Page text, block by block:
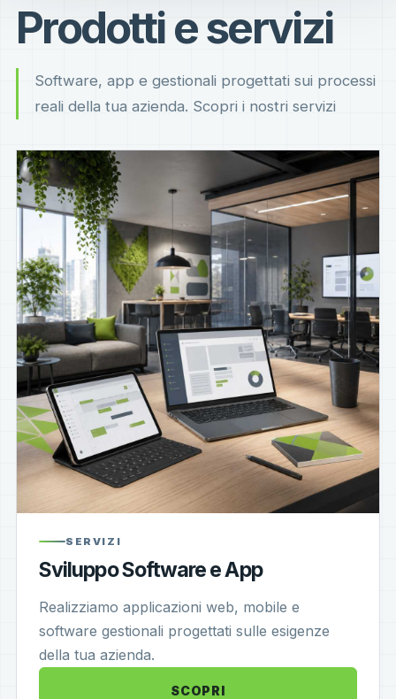
Prodotti e servizi
Software, app e gestionali progettati sui processi
reali della tua azienda. Scopri i nostri servizi
SERVIZI
Sviluppo Software e App
Realizziamo applicazioni web, mobile e
software gestionali progettati sulle esigenze
della tua azienda.
SCOPRI